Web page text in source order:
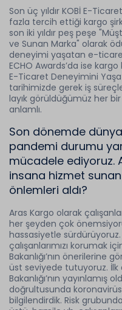
Son üç yıldır KOBİ E-
fazla tercih ettiği kargo
son iki yıldır peş peşe
ve Sunan Marka" olarak
deneyimi yaşatan e-
ECHO Awards’da ise
E-Ticaret Deneyimini
tarihimizde gerek iş
layık görüldüğümüz her
anlamlı.
Son dönemde
pandemi durumu
mücadele ediyoruz.
insana hizmet
önlemleri aldı?
Aras Kargo olarak
her şeyden çok
hassasiyetle
çalışanlarımızı korumak
Bakanlığı’nın önerilerine
üst seviyede tutuyoruz. İlk
Bakanlığı’nın yayınlamış
doğrultusunda
bilgilendirdik. Risk